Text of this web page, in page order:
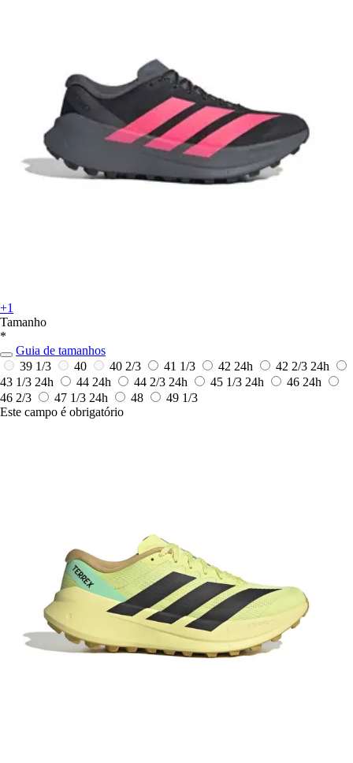
+1
Tamanho
*
Guia de tamanhos
39 1/3
40 40 2/3 41 1/3 42 24h 42 2/3 24h
43 1/3 24h 44 24h 44 2/3 24h 45 1/3 24h 46 24h
46 2/3
47 1/3 24h 48
49 1/3
Este campo é obrigatório